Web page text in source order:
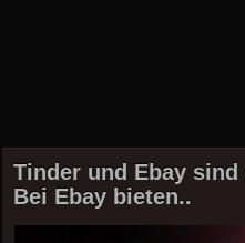
Tinder und Ebay
Bei Ebay bieten..